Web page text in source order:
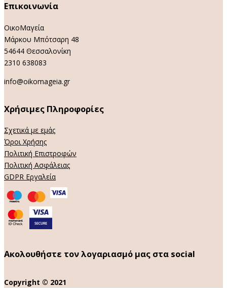
Επικοινωνία
ΟικοΜαγεία
Μάρκου Μπότσαρη 48
54644 Θεσσαλονίκη
2310 638083
info@oikomageia.gr
Χρήσιμες Πληροφορίες
Σχετικά με εμάς
Όροι Χρήσης
Πολιτική Επιστροφών
Πολιτική Ασφάλειας
GDPR Εργαλεία
Ακολουθήστε τον λογαριασμό μας στα social
Copyright © 2021